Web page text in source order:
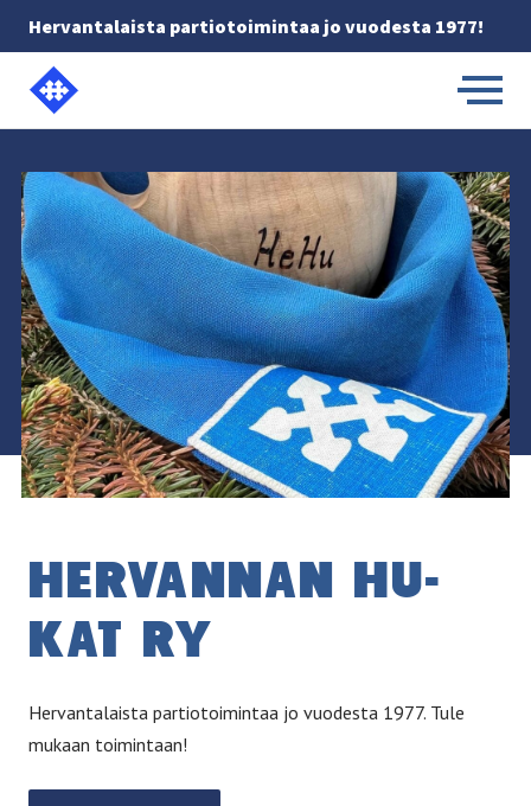
Hervantalaista partiotoimintaa jo vuodesta 1977!
Etusivulle -
HER­VAN­NAN HU­
KAT RY
Hervantalaista partiotoimintaa jo vuodesta 1977. Tule
mukaan toimintaan!